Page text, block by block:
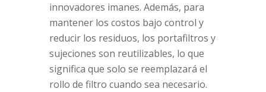
innovadores imanes. Además, para
mantener los costos bajo control y
reducir los residuos, los portafiltros y
sujeciones son reutilizables, lo que
significa que solo se reemplazará el
rollo de filtro cuando sea necesario.